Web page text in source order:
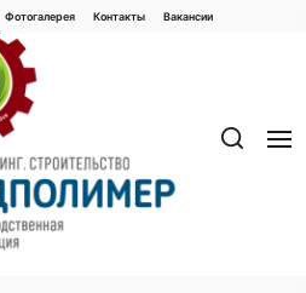
Фотогалерея Контaкты Вакaнсии